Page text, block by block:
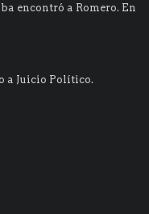
encontró a Romero. En
a Juicio Político.